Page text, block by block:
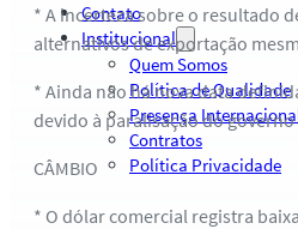
Contato
Institucional
Quem Somos
Política de Qualidade
Presença
Contratos
Política Privacidade
* A incerteza sobre o resultado
alternativos de exportação
* Ainda não há nova data
devido à paralisação do
CÂMBIO
* O dólar comercial registra